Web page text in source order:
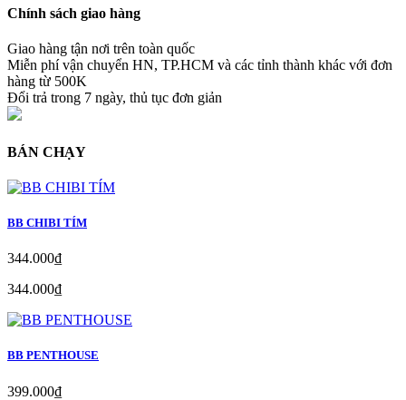
Chính sách giao hàng
Giao hàng tận nơi trên toàn quốc
Miễn phí vận chuyển HN, TP.HCM và các tỉnh thành khác với đơn
hàng từ 500K
Đổi trả trong 7 ngày, thủ tục đơn giản
BÁN CHẠY
BB CHIBI TÍM
344.000₫
344.000₫
BB PENTHOUSE
399.000₫